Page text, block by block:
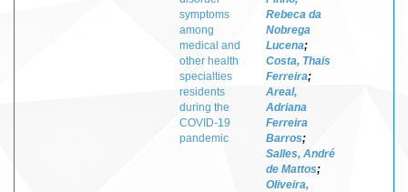
symptoms
among
medical and
other health
specialties
residents
during the
COVID-19
pandemic
Rebeca da
Nobrega
Lucena;
Costa, Thais
Ferreira;
Areal,
Adriana
Ferreira
Barros;
Salles, André
de Mattos;
Oliveira,